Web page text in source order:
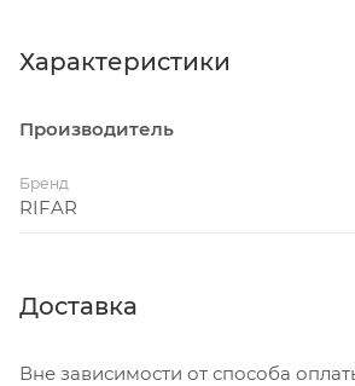
Характеристики
Производитель
Бренд
RIFAR
Доставка
Вне зависимости от способа